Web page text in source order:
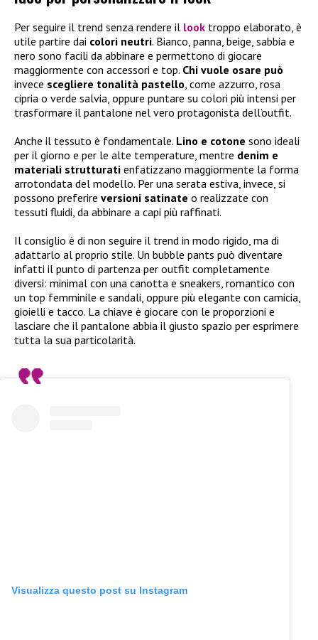
Per seguire il trend senza rendere il look troppo elaborato, è
utile partire dai colori neutri. Bianco, panna, beige, sabbia e
nero sono facili da abbinare e permettono di giocare
maggiormente con accessori e top. Chi vuole osare può
invece scegliere tonalità pastello , come azzurro, rosa
cipria o verde salvia, oppure puntare su colori più intensi per
trasformare il pantalone nel vero protagonista dell’outfit.
Anche il tessuto è fondamentale. Lino e cotone sono ideali
per il giorno e per le alte temperature, mentre denim e
materiali strutturati enfatizzano maggiormente la forma
arrotondata del modello. Per una serata estiva, invece, si
possono preferire versioni satinate o realizzate con
tessuti fluidi, da abbinare a capi più raffinati.
Il consiglio è di non seguire il trend in modo rigido, ma di
adattarlo al proprio stile. Un bubble pants può diventare
infatti il punto di partenza per outfit completamente
diversi: minimal con una canotta e sneakers, romantico con
un top femminile e sandali, oppure più elegante con camicia,
gioielli e tacco. La chiave è giocare con le proporzioni e
lasciare che il pantalone abbia il giusto spazio per esprimere
tutta la sua particolarità.
Visualizza questo post su Instagram